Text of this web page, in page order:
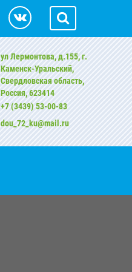
ул Лермонтова, д.155, г.
Каменск-Уральский,
Свердловская область,
Россия, 623414
+7 (3439) 53-00-83
dou_72_ku@mail.ru